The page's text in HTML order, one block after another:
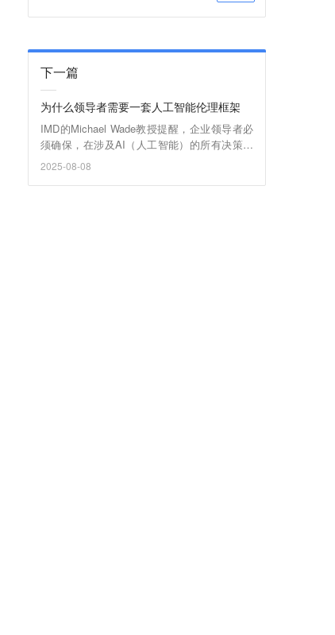
下一篇
为什么领导者需要一套人工智能伦理框架
IMD的Michael Wade教授提醒，企业领导者必
须确保，在涉及AI（人工智能）的所有决策与
运营中，都应始终坚持伦理视角。
2025-08-08